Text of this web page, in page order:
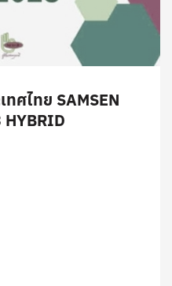
ศไทย SAMSEN
HYBRID